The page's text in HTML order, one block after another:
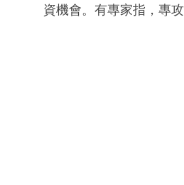
資機會。有專家指，專